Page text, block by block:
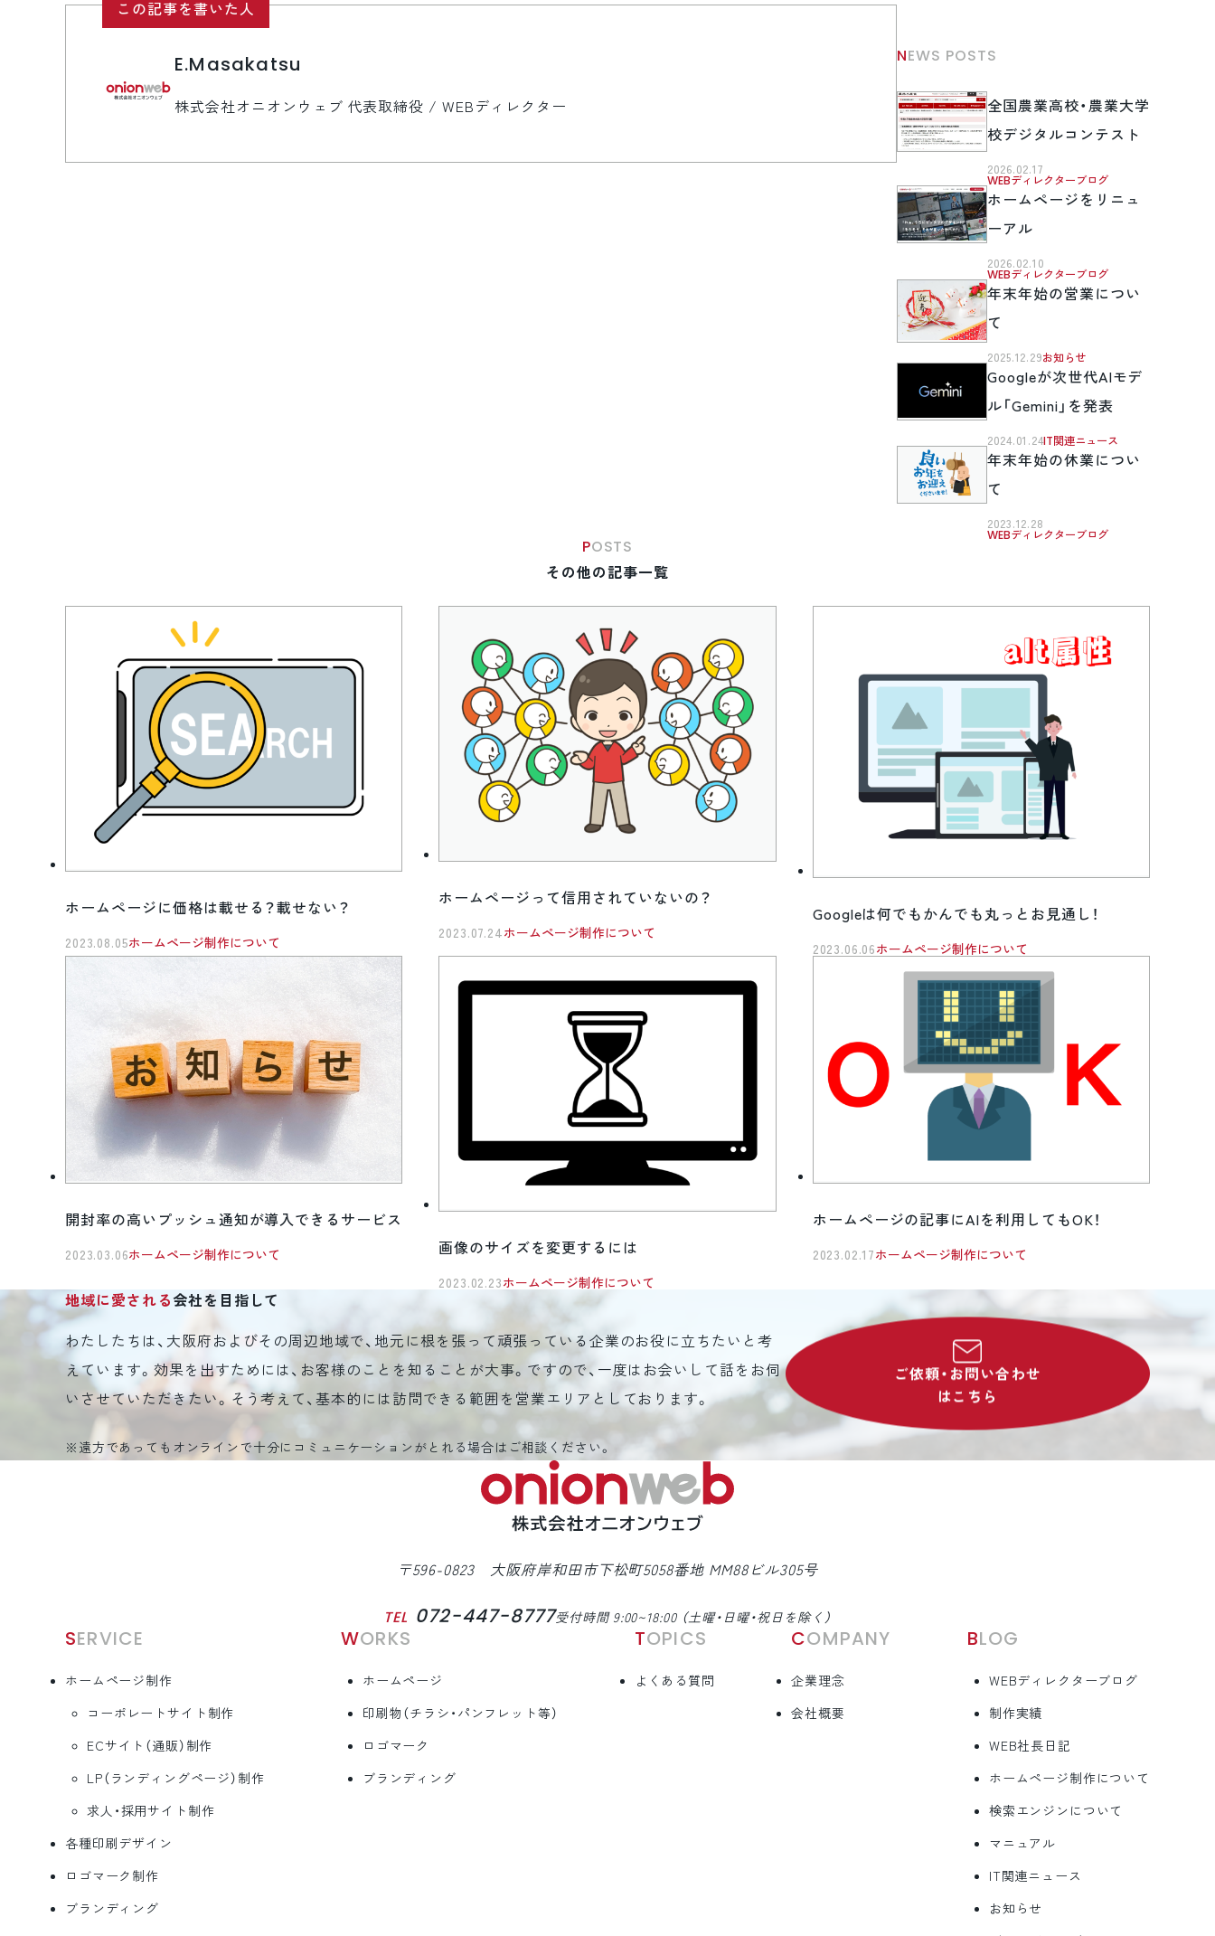
この記事を書いた人
E.Masakatsu
株式会社オニオンウェブ 代表取締役 / WEBディレクター
NEWS POSTS
全国農業高校・農業大学
校デジタルコンテスト
2026.02.17
WEBディレクターブログ
ホームページをリニュ
ーアル
2026.02.10
WEBディレクターブログ
年末年始の営業につい
て
2025.12.29お知らせ
Googleが次世代AIモデ
ル「Gemini」を発表
2024.01.24 IT関連ニュース
年末年始の休業につい
て
2023.12.28
WEBディレクターブログ
POSTS
その他の記事一覧
ホームページに価格は載せる？載せない？
2023.08.05ホームページ制作について
ホームページって信用されていないの？
2023.07.24 ホームページ制作について
Googleは何でもかんでも丸っとお見通し！
2023.06.06 ホームページ制作について
開封率の高いプッシュ通知が導入できるサービス
2023.03.06ホームページ制作について
画像のサイズを変更するには
2023.02.23 ホームページ制作について
ホームページの記事にAIを利用してもOK！
2023.02.17 ホームページ制作について
地域に愛される会社を目指して
わたしたちは、大阪府およびその周辺地域で、地元に根を張って頑張っている企業のお役に立ちたいと考
えています。効果を出すためには、お客様のことを知ることが大事。ですので、一度はお会いして話をお伺
いさせていただきたい。そう考えて、基本的には訪問できる範囲を営業エリアとしております。
※遠方であってもオンラインで十分にコミュニケーションがとれる場合はご相談ください。
ご依頼・お問い合わせ
はこちら
〒596-0823 大阪府岸和田市下松町5058番地 MM88ビル305号
TEL 072-447-8777受付時間 9:00~18:00 （土曜・日曜・祝日を除く）
SERVICE
ホームページ制作
コーポレートサイト制作
ECサイト（通販）制作
LP（ランディングページ）制作
求人・採用サイト制作
各種印刷デザイン
ロゴマーク制作
ブランディング
WORKS
ホームページ
印刷物（チラシ・パンフレット等）
ロゴマーク
ブランディング
TOPICS
よくある質問
COMPANY
企業理念
会社概要
BLOG
WEBディレクターブログ
制作実績
WEB社長日記
ホームページ制作について
検索エンジンについて
マニュアル
IT関連ニュース
お知らせ